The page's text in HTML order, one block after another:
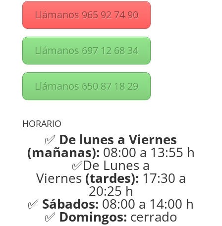
Llámanos 965 92 74 90
Llámanos 697 12 68 34
Llámanos 650 87 18 29
HORARIO
✅ De lunes a Viernes
(mañanas): 08:00 a 13:55 h
✅De Lunes a
Viernes(tardes): 17:30 a
20:25 h
✅ Sábados: 08:00 a 14:00 h
✅ Domingos: cerrado